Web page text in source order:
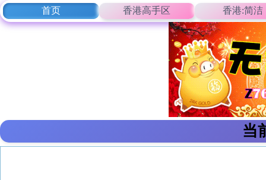
首页 香港高手区 香港:简洁
当